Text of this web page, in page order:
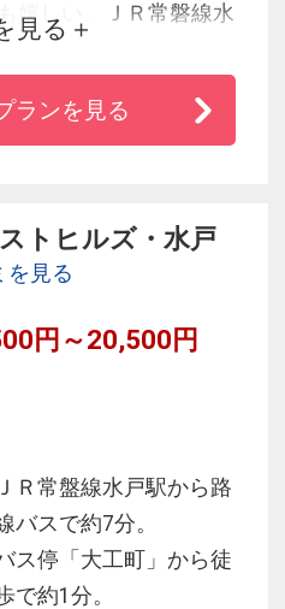
嬉しい、ＪＲ常磐線水
便利な立地！
動車道水戸南ＩＣより
見る
ランを見る
トヒルズ・水戸
を見る
円～20,500円
ＪＲ常盤線水戸駅から路
バスで約7分。
ス停「大工町」から徒
で約1分。